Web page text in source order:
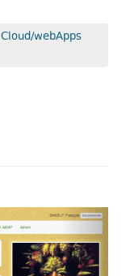
Cloud/webApps
Next